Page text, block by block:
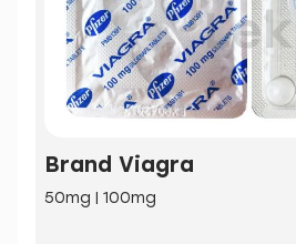
Brand Viagra
50mg | 100mg